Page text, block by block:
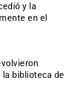
y la
en el
biblioteca de